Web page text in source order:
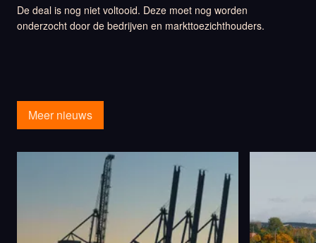
De deal is nog niet voltooid. Deze moet nog worden
onderzocht door de bedrijven en markttoezichthouders.
Meer nieuws